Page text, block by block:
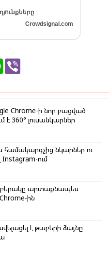
Crowdsignal.com
W
s
p
p
r
Chrome-ի նոր բացված
է 360° լուսանկարներ
նկարներ ու
ում
արտաքնապես
ին
է թաբերի ձայնը